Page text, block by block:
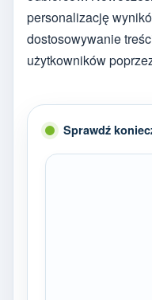
personalizację
dostosowywanie
użytkowników
Sprawdź